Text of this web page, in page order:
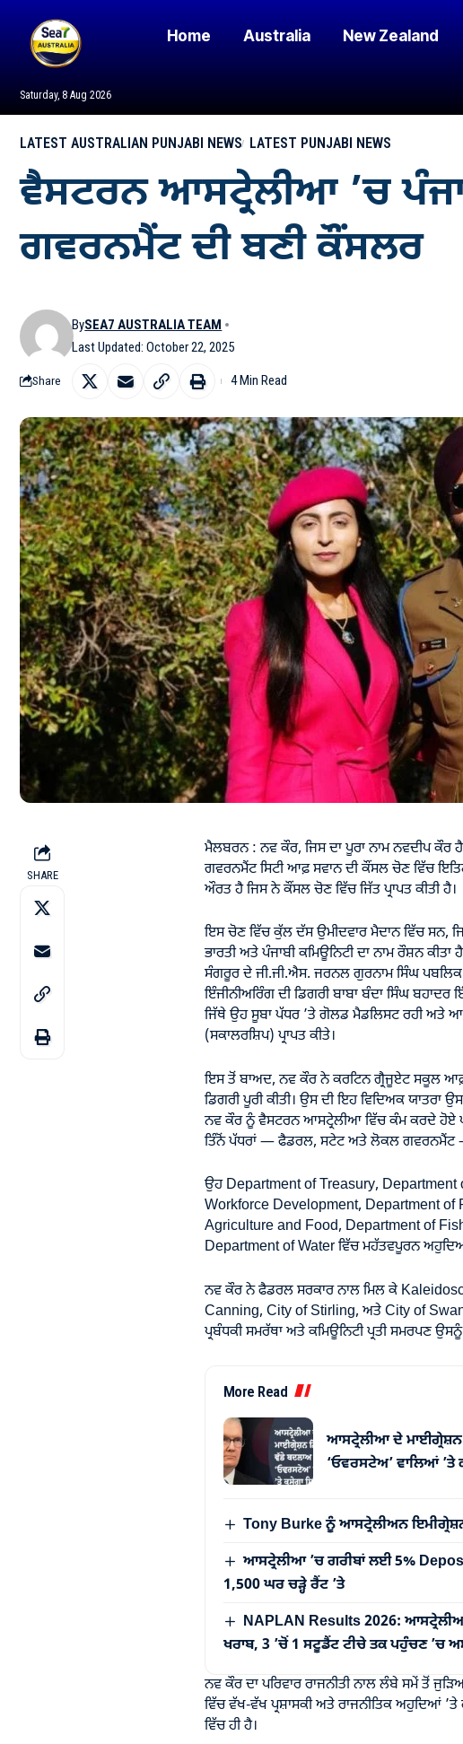
Saturday, 8 Aug 2026
Home Australia New Zealand
LATEST AUSTRALIAN PUNJABI NEWS LATEST PUNJABI NEWS
ਵੈਸਟਰਨ ਆਸਟ੍ਰੇਲੀਆ ’ਚ
ਗਵਰਨਮੈਂਟ ਦੀ ਬਣੀ ਕੌਂਸਲਰ
Last Updated: October 22, 2025
BySEA7 AUSTRALIA TEAM
Share 4 Min Read
SHARE
ਮੈਲਬਰਨ : ਨਵ ਕੌਰ, ਜਿਸ ਦਾ ਪੂਰਾ ਨਾਮ ਨਵਦੀਪ
ਗਵਰਨਮੈਂਟ ਸਿਟੀ ਆਫ਼ ਸਵਾਨ ਦੀ ਕੌਂਸਲ ਚੋਣ ਵਿੱਚ
ਔਰਤ ਹੈ ਜਿਸ ਨੇ ਕੌਂਸਲ ਚੋਣ ਵਿੱਚ ਜਿੱਤ ਪ੍ਰਾਪਤ ਕੀਤੀ ਹੈ।
ਇਸ ਚੋਣ ਵਿੱਚ ਕੁੱਲ ਦੱਸ ਉਮੀਦਵਾਰ ਮੈਦਾਨ ਵਿੱਚ ਸਨ,
ਭਾਰਤੀ ਅਤੇ ਪੰਜਾਬੀ ਕਮਿਊਨਿਟੀ ਦਾ ਨਾਮ ਰੌਸ਼ਨ
ਸੰਗਰੂਰ ਦੇ ਜੀ.ਜੀ.ਐਸ. ਜਰਨਲ ਗੁਰਨਾਮ ਸਿੰਘ
ਇੰਜੀਨੀਅਰਿੰਗ ਦੀ ਡਿਗਰੀ ਬਾਬਾ ਬੰਦਾ ਸਿੰਘ ਬਹਾਦਰ
ਜਿੱਥੇ ਉਹ ਸੂਬਾ ਪੱਧਰ ’ਤੇ ਗੋਲਡ ਮੈਡਲਿਸਟ ਰਹੀ ਅਤੇ
(ਸਕਾਲਰਸ਼ਿਪ) ਪ੍ਰਾਪਤ ਕੀਤੇ।
ਇਸ ਤੋਂ ਬਾਅਦ, ਨਵ ਕੌਰ ਨੇ ਕਰਟਿਨ ਗ੍ਰੈਜੂਏਟ ਸਕੂਲ
ਡਿਗਰੀ ਪੂਰੀ ਕੀਤੀ। ਉਸ ਦੀ ਇਹ ਵਿਦਿਅਕ ਯਾਤਰਾ
ਨਵ ਕੌਰ ਨੂੰ ਵੈਸਟਰਨ ਆਸਟ੍ਰੇਲੀਆ ਵਿੱਚ ਕੰਮ ਕਰਦੇ ਹੋਏ
ਤਿੰਨੋਂ ਪੱਧਰਾਂ — ਫੈਡਰਲ, ਸਟੇਟ ਅਤੇ ਲੋਕਲ ਗਵਰਨਮੈਂਟ —
ਉਹ Department of Treasury,
Workforce Development, Department
Agriculture and Food, Department of
Department of Water ਵਿੱਚ ਮਹੱਤਵਪੂਰਨ
ਨਵ ਕੌਰ ਨੇ ਫੈਡਰਲ ਸਰਕਾਰ ਨਾਲ ਮਿਲ ਕੇ
Canning, City of Stirling, ਅਤੇ City of
ਪ੍ਰਬੰਧਕੀ ਸਮਰੱਥਾ ਅਤੇ ਕਮਿਊਨਿਟੀ ਪ੍ਰਤੀ ਸਮਰਪਣ
More Read
ਆਸਟ੍ਰੇਲੀਆ ਦੇ ਮਾਈਗ੍ਰੇਸ਼ਨ
‘ਓਵਰਸਟੇਅ’ ਵਾਲਿਆਂ ’ਤੇ
Tony Burke ਨੂੰ ਆਸਟ੍ਰੇਲੀਅਨ
ਆਸਟ੍ਰੇਲੀਆ ’ਚ ਗਰੀਬਾਂ ਲਈ 5%
1,500 ਘਰ ਚੜ੍ਹੇ ਰੈਂਟ ’ਤੇ
NAPLAN Results 2026:
ਖਰਾਬ, 3 ’ਚੋਂ 1 ਸਟੂਡੈਂਟ ਟੀਚੇ ਤਕ ਪਹੁੰਚਣ ’ਚ
ਨਵ ਕੌਰ ਦਾ ਪਰਿਵਾਰ ਰਾਜਨੀਤੀ ਨਾਲ ਲੰਬੇ ਸਮੇਂ ਤੋਂ
ਵਿੱਚ ਵੱਖ-ਵੱਖ ਪ੍ਰਸ਼ਾਸਕੀ ਅਤੇ ਰਾਜਨੀਤਿਕ ਅਹੁਦਿਆਂ
ਵਿੱਚ ਹੀ ਹੈ।